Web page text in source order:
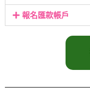
報名匯款帳戶